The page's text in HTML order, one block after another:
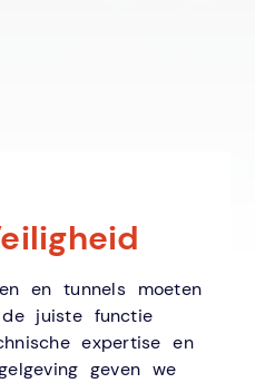
en tunnels moeten
juiste functie
expertise en
geven we